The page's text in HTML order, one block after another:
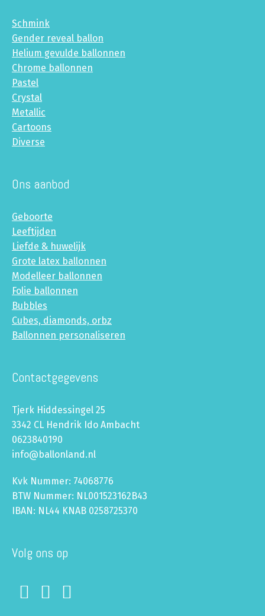
Schmink
Gender reveal ballon
Helium gevulde ballonnen
Chrome ballonnen
Pastel
Crystal
Metallic
Cartoons
Diverse
Ons aanbod
Geboorte
Leeftijden
Liefde & huwelijk
Grote latex ballonnen
Modelleer ballonnen
Folie ballonnen
Bubbles
Cubes, diamonds, orbz
Ballonnen personaliseren
Contactgegevens
Tjerk Hiddessingel 25
3342 CL Hendrik Ido Ambacht
0623840190
info@ballonland.nl
Kvk Nummer: 74068776
BTW Nummer: NL001523162B43
IBAN: NL44 KNAB 0258725370
Volg ons op